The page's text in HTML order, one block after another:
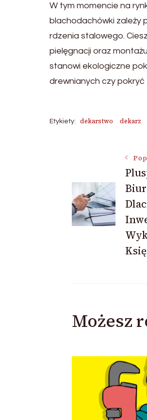
W tym momencie na
blachodachówki zależy
rdzenia stalowego.
pielęgnacji oraz
stanowi ekologiczne
drewnianych czy
Etykiety: dekarstwo dekarz
wpisu
Możesz